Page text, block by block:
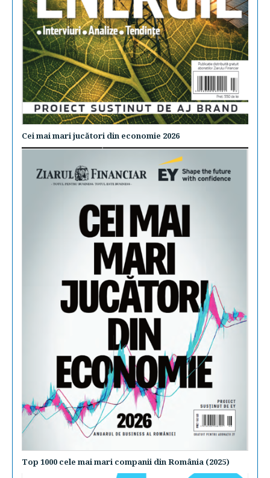
Cei mai mari jucători din economie 2026
Top 1000 cele mai mari companii din România (2025)